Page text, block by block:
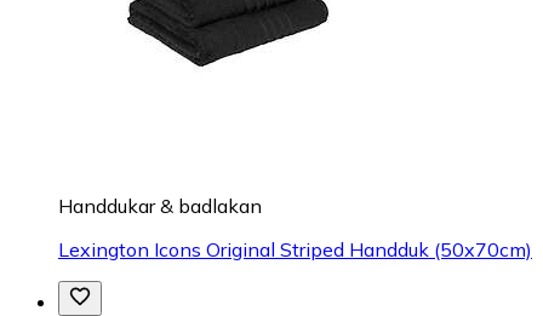
Handdukar & badlakan
Lexington Icons Original Striped Handduk (50x70cm)